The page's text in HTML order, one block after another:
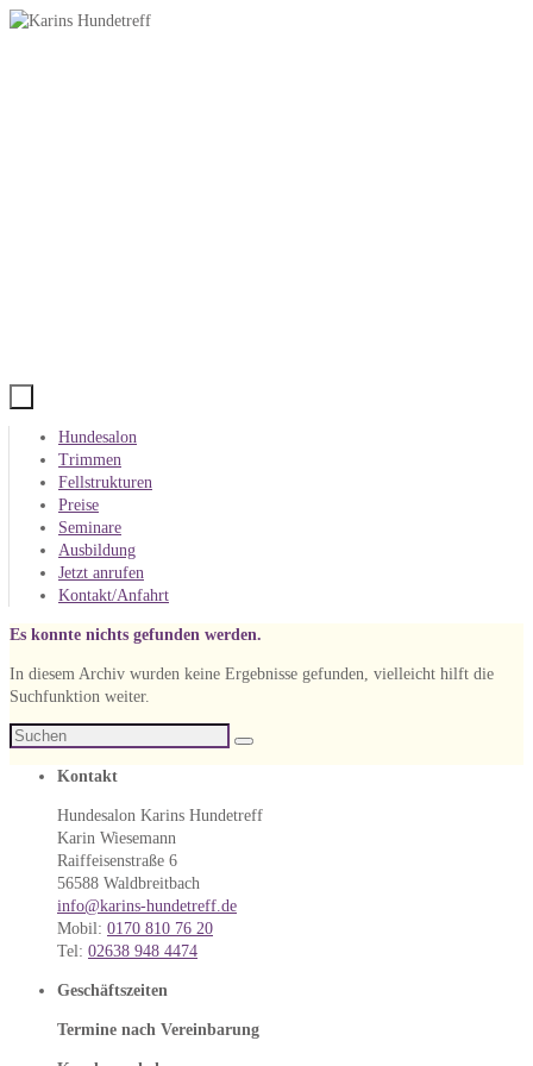
Zum
Inhalt
springen
Hundesalon
Trimmen
Fellstrukturen
Preise
Seminare
Ausbildung
Jetzt anrufen
Kontakt/Anfahrt
Es konnte nichts gefunden werden.
In diesem Archiv wurden keine Ergebnisse gefunden, vielleicht hilft die
Suchfunktion weiter.
Suche
Suchen
Kontakt
Hundesalon Karins Hundetreff
Karin Wiesemann
Raiffeisenstraße 6
56588 Waldbreitbach
info@karins-hundetreff.de
Mobil: 0170 810 76 20
Tel: 02638 948 4474
Geschäftszeiten
Termine nach Vereinbarung